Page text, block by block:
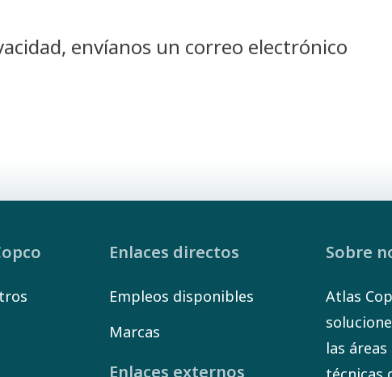
envíanos un correo electrónico
Enlaces directos
Empleos disponibles
Marcas
Enlaces externos
Sobre
Atlas
las